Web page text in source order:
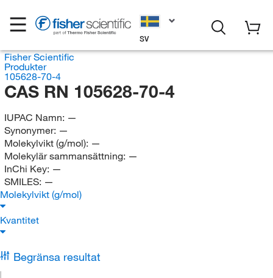
SV
Fisher Scientific
Produkter
105628-70-4
CAS RN 105628-70-4
IUPAC Namn: —
Synonymer: —
Molekylvikt (g/mol): —
Molekylär sammansättning: —
InChi Key: —
SMILES: —
Molekylvikt (g/mol)
Kvantitet
Begränsa resultat